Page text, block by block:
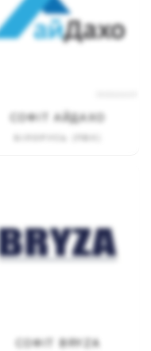
СОФІТ АЙДАХО
СОФІТ BRYZA